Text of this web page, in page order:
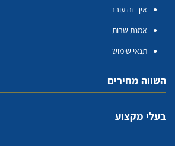
איך זה עובד
אמנת שרות
תנאי שימוש
השווה מחירים
בעלי מקצוע